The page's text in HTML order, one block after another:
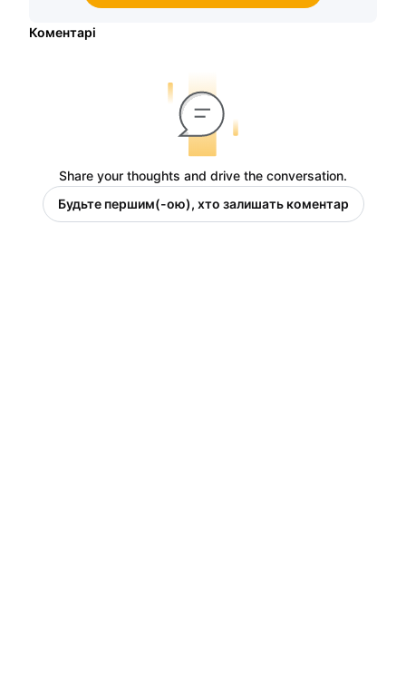
Коментарі
Share your thoughts and drive the conversation.
Будьте першим(-ою), хто залишать коментар